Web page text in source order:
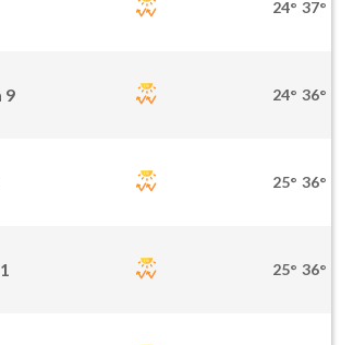
24° 37°
9 24° 36°
25° 36°
25° 36°